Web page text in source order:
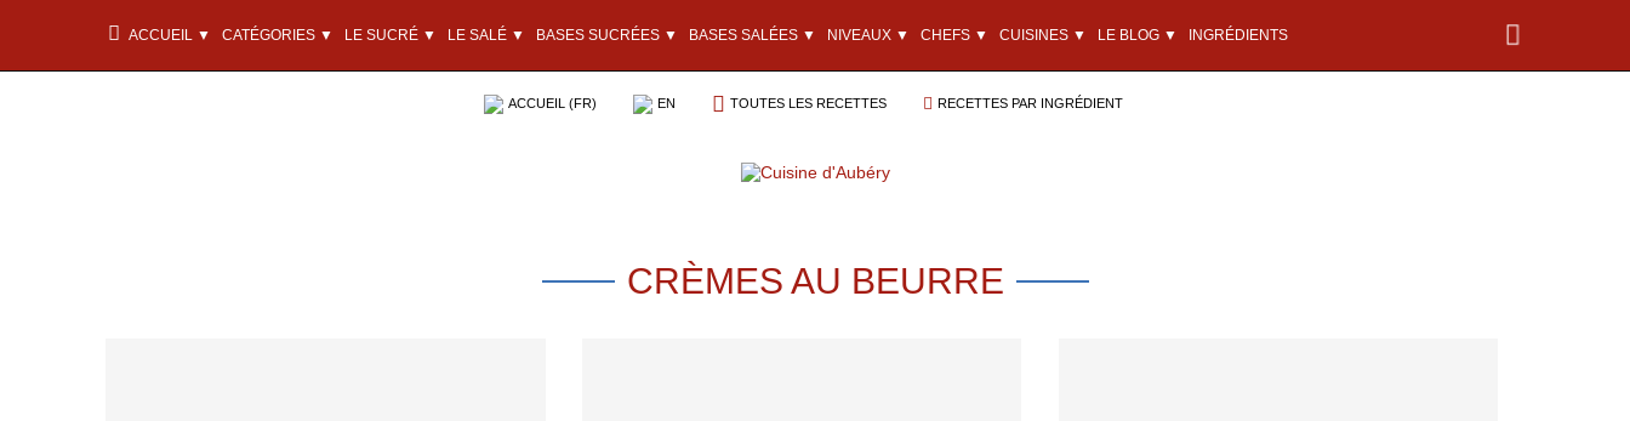
ACCUEIL ▼ CATÉGORIES ▼ LE SUCRÉ ▼ LE SALÉ ▼ BASES SUCRÉES ▼ BASES SALÉES ▼ NIVEAUX ▼ CHEFS ▼ CUISINES ▼ LE BLOG ▼ INGRÉDIENTS
ACCUEIL (FR) EN TOUTES LES RECETTES RECETTES PAR INGRÉDIENT
CRÈMES AU BEURRE